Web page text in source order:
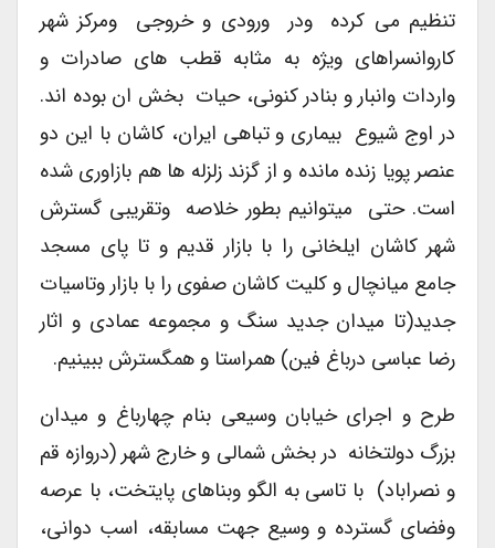
تنظیم می کرده ودر ورودی و خروجی ومرکز شهر
کاروانسراهای ویژه به مثابه قطب های صادرات و
واردات وانبار و بنادر کنونی، حیات بخش ان بوده اند.
در اوج شیوع بیماری و تباهی ایران، کاشان با این دو
عنصر پویا زنده مانده و از گزند زلزله ها هم بازاوری شده
است. حتی میتوانیم بطور خلاصه وتقریبی گسترش
شهر کاشان ایلخانی را با بازار قدیم و تا پای مسجد
جامع میانچال و کلیت کاشان صفوی را با بازار وتاسیات
جدید(تا میدان جدید سنگ و مجموعه عمادی و اثار
رضا عباسی درباغ فین) همراستا و همگسترش ببینیم.
طرح و اجرای خیابان وسیعی بنام چهارباغ و میدان
بزرگ دولتخانه در بخش شمالی و خارج شهر (دروازه قم
و نصراباد) با تاسی به الگو وبناهای پایتخت، با عرصه
وفضای گسترده و وسیع جهت مسابقه، اسب دوانی،